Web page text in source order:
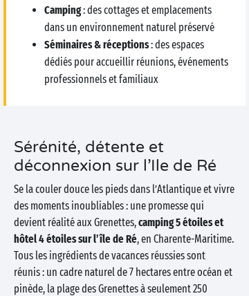
Camping: des cottages et emplacements
dans un environnement naturel préservé
Séminaires & réceptions: des espaces
dédiés pour accueillir réunions, événements
professionnels et familiaux
Sérénité, détente et
déconnexion sur l’Ile de Ré
Se la couler douce les pieds dans l’Atlantique et vivre
des moments inoubliables : une promesse qui
devient réalité aux Grenettes,camping 5 étoiles et
hôtel 4 étoiles sur l’île de Ré, en Charente-Maritime.
Tous les ingrédients de vacances réussies sont
réunis : un cadre naturel de 7 hectares entre océan et
pinède, la plage des Grenettes à seulement 250